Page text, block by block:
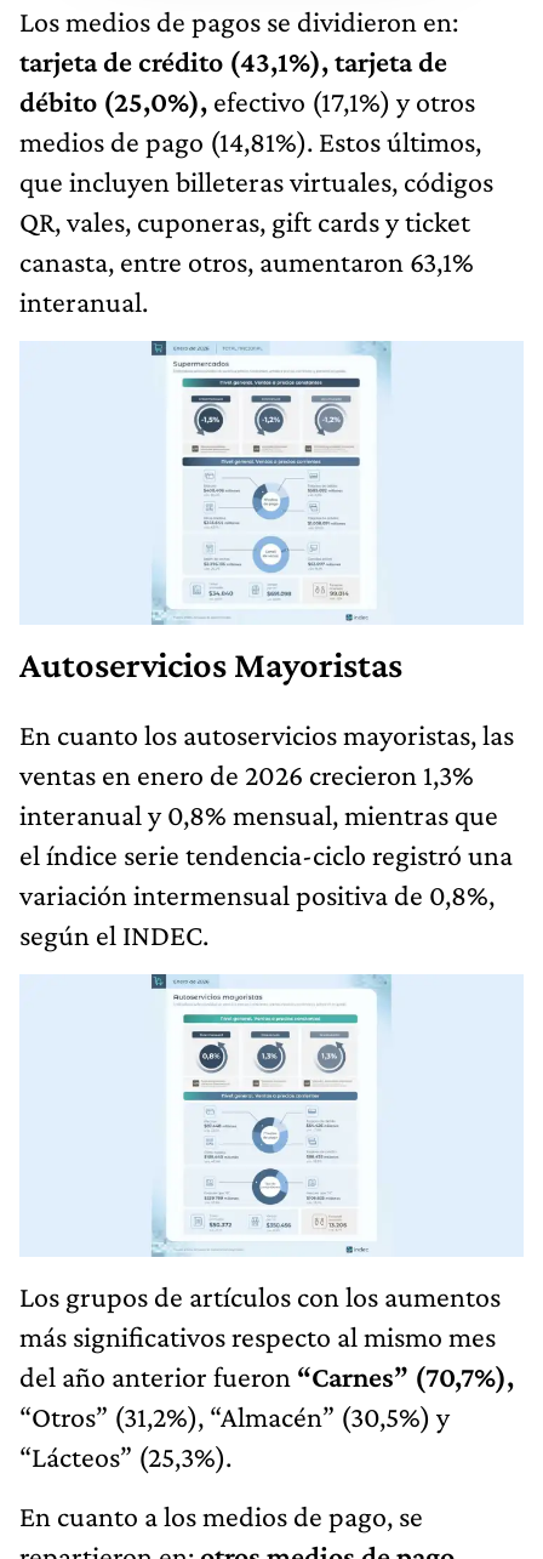
Los medios de pagos se dividieron en:
tarjeta de crédito (43,1%), tarjeta de
débito (25,0%), efectivo (17,1%) y otros
medios de pago (14,81%). Estos últimos,
que incluyen billeteras virtuales, códigos
QR, vales, cuponeras, gift cards y ticket
canasta, entre otros, aumentaron 63,1%
interanual.
Autoservicios Mayoristas
En cuanto los autoservicios mayoristas, las
ventas en enero de 2026 crecieron 1,3%
interanual y 0,8% mensual, mientras que
el índice serie tendencia-ciclo registró una
variación intermensual positiva de 0,8%,
según el INDEC.
Los grupos de artículos con los aumentos
más significativos respecto al mismo mes
del año anterior fueron “Carnes” (70,7%),
“Otros” (31,2%), “Almacén” (30,5%) y
“Lácteos” (25,3%).
En cuanto a los medios de pago, se